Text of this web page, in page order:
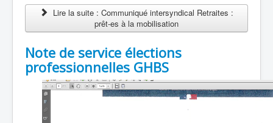
Lire la suite : Communiqué intersyndical Retraites :
prêt-es à la mobilisation
Note de service élections
professionnelles GHBS